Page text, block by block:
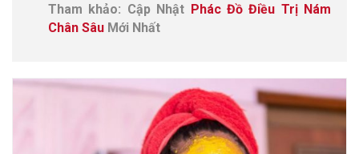
Tham khảo: Cập Nhật Phác Đồ Điều Trị Nám
Chân Sâu Mới Nhất